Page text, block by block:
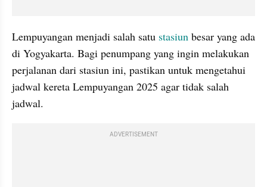
Lempuyangan menjadi salah satu stasiun besar yang ada
di Yogyakarta. Bagi penumpang yang ingin melakukan
perjalanan dari stasiun ini, pastikan untuk mengetahui
jadwal kereta Lempuyangan 2025 agar tidak salah
jadwal.
ADVERTISEMENT